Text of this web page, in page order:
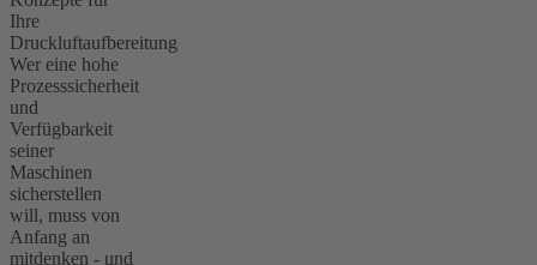
Ihre
Druckluftaufbereitung
Wer eine hohe
Prozesssicherheit
und
Verfügbarkeit
seiner
Maschinen
sicherstellen
will, muss von
Anfang an
mitdenken - und